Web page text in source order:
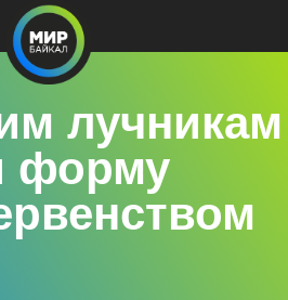
лучникам
форму